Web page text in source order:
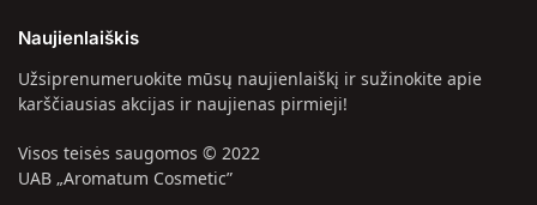
Naujienlaiškis
Užsiprenumeruokite mūsų naujienlaiškį ir sužinokite apie
karščiausias akcijas ir naujienas pirmieji!
Visos teisės saugomos © 2022
UAB „Aromatum Cosmetic”